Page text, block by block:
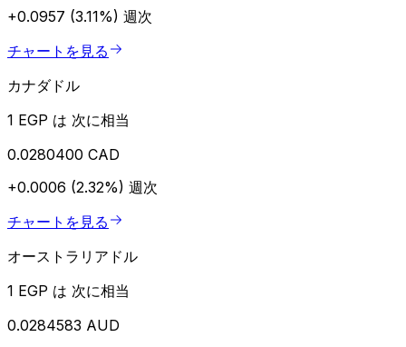
+0.0957 (3.11%) 週次
チャートを見る
カナダドル
1 EGP は 次に相当
0.0280400 CAD
+0.0006 (2.32%) 週次
チャートを見る
オーストラリアドル
1 EGP は 次に相当
0.0284583 AUD